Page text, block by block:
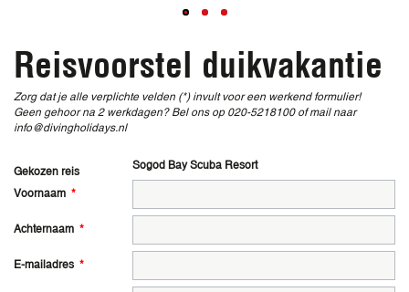
Reisvoorstel duikvakantie
Zorg dat je alle verplichte velden (*) invult voor een werkend formulier!
Geen gehoor na 2 werkdagen? Bel ons op 020-5218100 of mail naar
info@divingholidays.nl
Gekozen reis Sogod Bay Scuba Resort
Voornaam *
Achternaam *
E-mailadres *